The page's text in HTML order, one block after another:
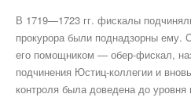
В 1719—1723 гг. фискалы
прокурора были поднадзорны ему.
его помощником — обер-фискал,
подчинения Юстиц-коллегии и
контроля была доведена до уровня